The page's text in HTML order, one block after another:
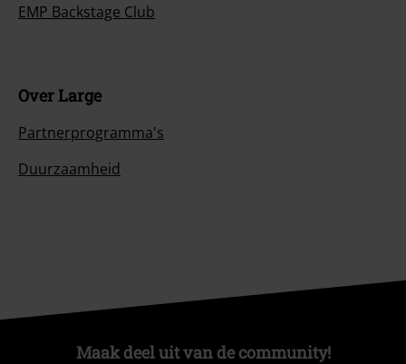
EMP Backstage Club
Over Large
Partnerprogramma's
Duurzaamheid
Maak deel uit van de community!